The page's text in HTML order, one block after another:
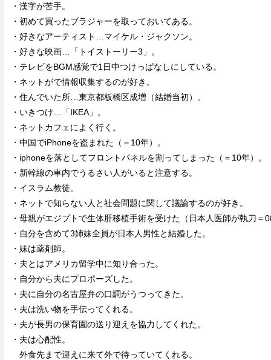
・漢字が苦手。
・初めて買ったブラジャーを取っておいてある。
・好きなアーティスト…マイケル・ジャクソン。
・好きな映画…「トイストーリー3」。
・テレビをBGM感覚で1日中つけっぱなしにしている。
・ネットがで情報収集するのが好き。
・住んでいた所…東京都板橋区成増（結婚当初）。
・いきつけ…「IKEA」。
・ネットカフェによく行く。
・中国でiPhoneを盗まれた（＝10年）。
・iphoneを落としてフロントパネルを割ってしまった（＝10年）。
・新幹線の車内でうるさい人がいると注意する。
・イスラム教徒。
・ネットで知らない人と社会問題に関して議論するのが好き。
・母親がエジプトで生体肝移植手術を受けた（日本人医師が執刀＝
・自分を含めて3姉妹全員が日本人男性と結婚した。
・妹は薬剤師。
・夫とはアメリカ留学中に知り合った。
・自分から夫にプロポーズした。
・夫に自分の名古屋弁の口調がうつってきた。
・夫は洗い物を手伝ってくれる。
・夫が長男の保育園の送り迎えを協力してくれた。
・夫は心配性。
外食先まで迎えに来て外で待っていてくれる。